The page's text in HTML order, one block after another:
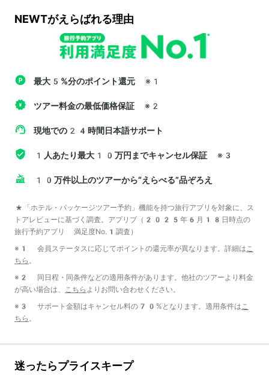
NEWTがえらばれる理由
最大5%分のポイント還元 ※1
ツアー料金の最低価格保証 ※2
現地での24時間日本語サポート
1人あたり最大10万円までキャンセル保証 ※3
10万件以上のツアーから“えらべる”品ぞろえ
*「ホテル・パッケージツアー予約」機能を持つ旅行アプリを対象に、ス
トアレビューに基づく調査。アプリブ（2025年6月18日時点の
旅行予約アプリ 満足度No.1調査）
※1 会員ステータスに応じてポイントの還元率が異なります。詳細はこ
ちら 。
※2 同日程・同条件などの適用条件があります。他社のツアーより料金
が高い場合は、 こちら よりお問い合わせください。
※3 サポート金額はキャンセル料の70%となります。適用条件はこ
ちら 。
迷ったらプライスキープ